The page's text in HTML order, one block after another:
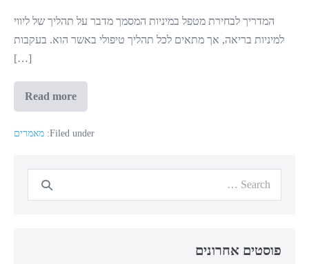
המדריך לבחירת מטפל במיניות המסמך מדבר על תהליך של ליווי
למיניות בריאה, אך מתאים לכל תהליך טיפולי באשר הוא. בעקבות
[…]
Read more
המדריך
לבחירת
במיניותFiled under: מאמרים
פוסטים אחרונים